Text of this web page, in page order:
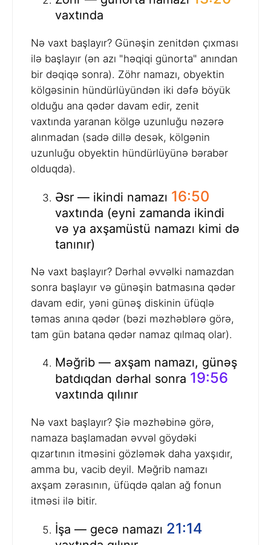
vaxtında
Nə vaxt başlayır? Günəşin zenitdən çıxması
ilə başlayır (ən azı "həqiqi günorta" anından
bir dəqiqə sonra). Zöhr namazı, obyektin
kölgəsinin hündürlüyündən iki dəfə böyük
olduğu ana qədər davam edir, zenit
vaxtında yaranan kölgə uzunluğu nəzərə
alınmadan (sadə dillə desək, kölgənin
uzunluğu obyektin hündürlüyünə bərabər
olduqda).
Əsr — ikindi namazı 16:50
vaxtında (eyni zamanda ikindi
və ya axşamüstü namazı kimi də
tanınır)
Nə vaxt başlayır? Dərhal əvvəlki namazdan
sonra başlayır və günəşin batmasına qədər
davam edir, yəni günəş diskinin üfüqlə
təmas anına qədər (bəzi məzhəblərə görə,
tam gün batana qədər namaz qılmaq olar).
Məğrib — axşam namazı, günəş
batdıqdan dərhal sonra 19:56
vaxtında qılınır
Nə vaxt başlayır? Şiə məzhəbinə görə,
namaza başlamadan əvvəl göydəki
qızartının itməsini gözləmək daha yaxşıdır,
amma bu, vacib deyil. Məğrib namazı
axşam zərasının, üfüqdə qalan ağ fonun
itməsi ilə bitir.
İşa — gecə namazı 21:14